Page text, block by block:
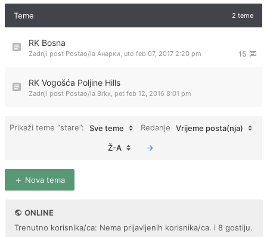
Teme 2 teme
RK Bosna
15
Zadnji post Postao/la Анарки, uto feb 07, 2017 2:20 pm
RK Vogošća Poljine Hills
Zadnji post Postao/la Brkx, pet feb 12, 2016 8:01 pm
Prikaži teme “stare”: Sve teme Redanje Vrijeme posta(nja)
Ž-A
Nova tema
ONLINE
Trenutno korisnika/ca: Nema prijavljenih korisnika/ca. i 8 gostiju.